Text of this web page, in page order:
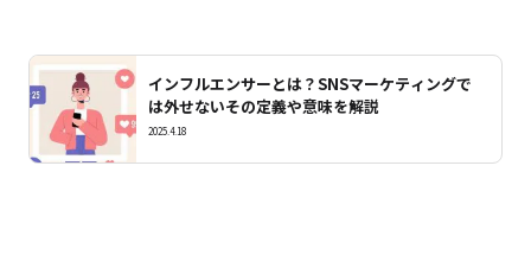
インフルエンサーとは？SNSマーケティングで
は外せないその定義や意味を解説
2025.4.18